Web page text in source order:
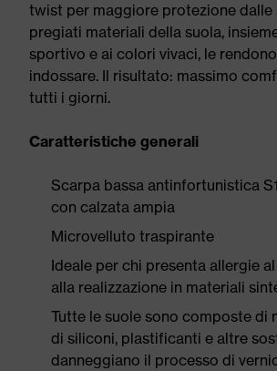
twist per maggiore protezione dalle
pregiati materiali della suola,
sportivo e ai colori vivaci, le
indossare. Il risultato: massimo
tutti i giorni.
Caratteristiche generali
Scarpa bassa antinfortunistica
con calzata ampia
Microvelluto traspirante
Ideale per chi presenta allergie
alla realizzazione in materiali
Tutte le suole sono composte di
di siliconi, plastificanti e altre
danneggiano il processo di